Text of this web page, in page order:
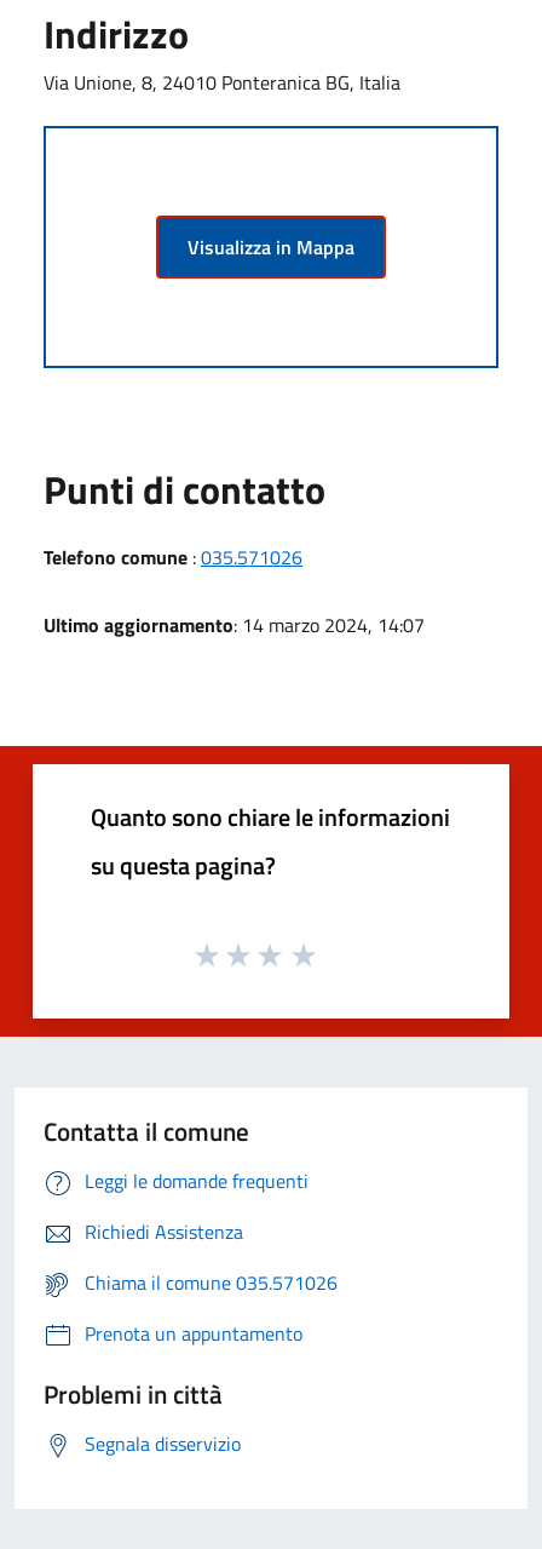
Indirizzo
Via Unione, 8, 24010 Ponteranica BG, Italia
Visualizza in Mappa
Punti di contatto
Telefono comune :035.571026
Ultimo aggiornamento: 14 marzo 2024, 14:07
Quanto sono chiare le informazioni
su questa pagina?
Contatta il comune
Leggi le domande frequenti
Richiedi Assistenza
Chiama il comune 035.571026
Prenota un appuntamento
Problemi in città
Segnala disservizio